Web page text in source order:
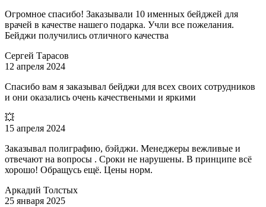
Огромное спасибо! Заказывали 10 именных бейджей для
врачей в качестве нашего подарка. Учли все пожелания.
Бейджи получились отличного качества
Сергей Тарасов
12 апреля 2024
Спасибо вам я заказывал бейджи для всех своих сотрудников
и они оказались очень качествеными и яркими
💥
15 апреля 2024
Заказывал полиграфию, бэйджи. Менеджеры вежливые и
отвечают на вопросы . Сроки не нарушены. В принципе всё
хорошо! Обращусь ещё. Цены норм.
Аркадий Толстых
25 января 2025